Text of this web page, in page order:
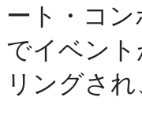
ート・コ
でイベン
リングさ